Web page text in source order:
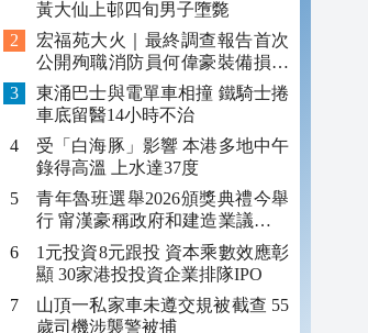
黃大仙上邨四旬男子墮斃
宏福苑大火｜最終調查報告首次
公開殉職消防員何偉豪裝備損毀
照片
東涌巴士與電單車相撞 鐵騎士捲
車底留醫14小時不治
受「白海豚」影響 本港多地中午
錄得高溫 上水達37度
青年魯班選舉2026頒獎典禮今舉
行 甯漢豪稱政府和建造業議會做
好培訓工作
1元投資8元跟投 資本乘數效應彰
顯 30家港投投資企業排隊IPO
山頂一私家車未遵交規被截查 55
歲司機涉襲警被捕